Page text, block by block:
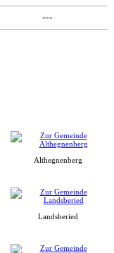
---
Althegnenberg
Landsberied